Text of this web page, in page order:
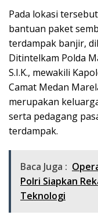
Pada lokasi
bantuan paket
terdampak banjir,
Ditintelkam Polda
S.I.K., mewakili
Camat Medan
merupakan
serta pedagang
terdampak.
Baca Juga :
Polri Siapkan
Teknologi